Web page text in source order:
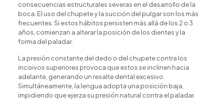
consecuencias estructurales severas en el desarrollo de la
boca. El uso del chupete y la succión del pulgar son los más
frecuentes. Si estos hábitos persisten más allá de los 2 o 3
años, comienzan a alterar la posición de los dientes y la
forma del paladar.
La presión constante del dedo o del chupete contra los
incisivos superiores provoca que estos se inclinen hacia
adelante, generando un resalte dental excesivo.
Simultáneamente, la lengua adopta una posición baja,
impidiendo que ejerza su presión natural contra el paladar.